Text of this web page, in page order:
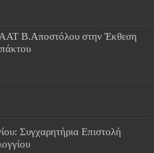
Β.Αποστόλου στην Έκθεση
Συγχαρητήρια Επιστολή